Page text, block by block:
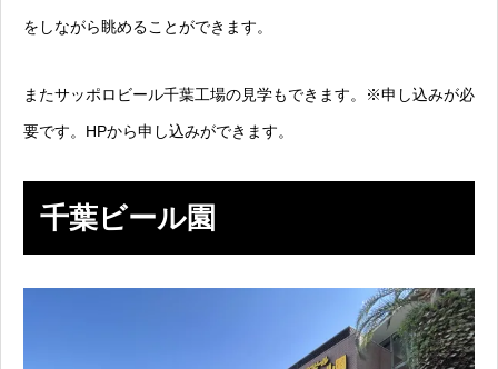
をしながら眺めることができます。
またサッポロビール千葉工場の見学もできます。※申し込みが必
要です。HPから申し込みができます。
千葉ビール園